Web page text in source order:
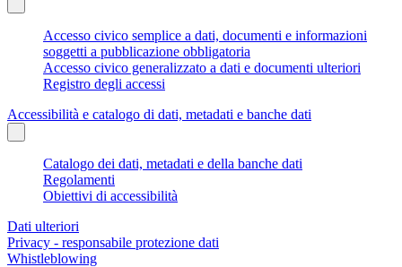
Accesso civico semplice a dati, documenti e informazioni
soggetti a pubblicazione obbligatoria
Accesso civico generalizzato a dati e documenti ulteriori
Registro degli accessi
Accessibilità e catalogo di dati, metadati e banche dati
Catalogo dei dati, metadati e della banche dati
Regolamenti
Obiettivi di accessibilità
Dati ulteriori
Privacy - responsabile protezione dati
Whistleblowing